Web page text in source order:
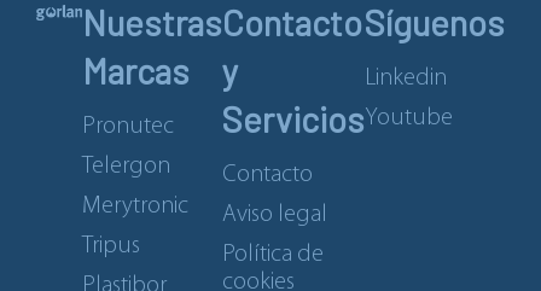
Nuestras
Marcas
Pronutec
Telergon
Merytronic
Tripus
Plastibor
Contacto
y
Servicios
Contacto
Aviso legal
Política de
cookies
Síguenos
Linkedin
Youtube